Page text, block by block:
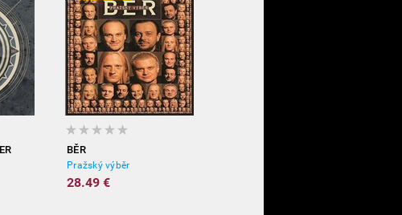
BĚR
Pražský výběr
28.49 €